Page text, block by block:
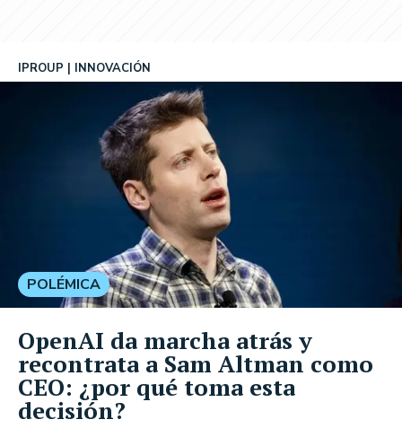
IPROUP INNOVACIÓN
POLÉMICA
OpenAI da marcha atrás y
recontrata a Sam Altman como
CEO: ¿por qué toma esta
decisión?